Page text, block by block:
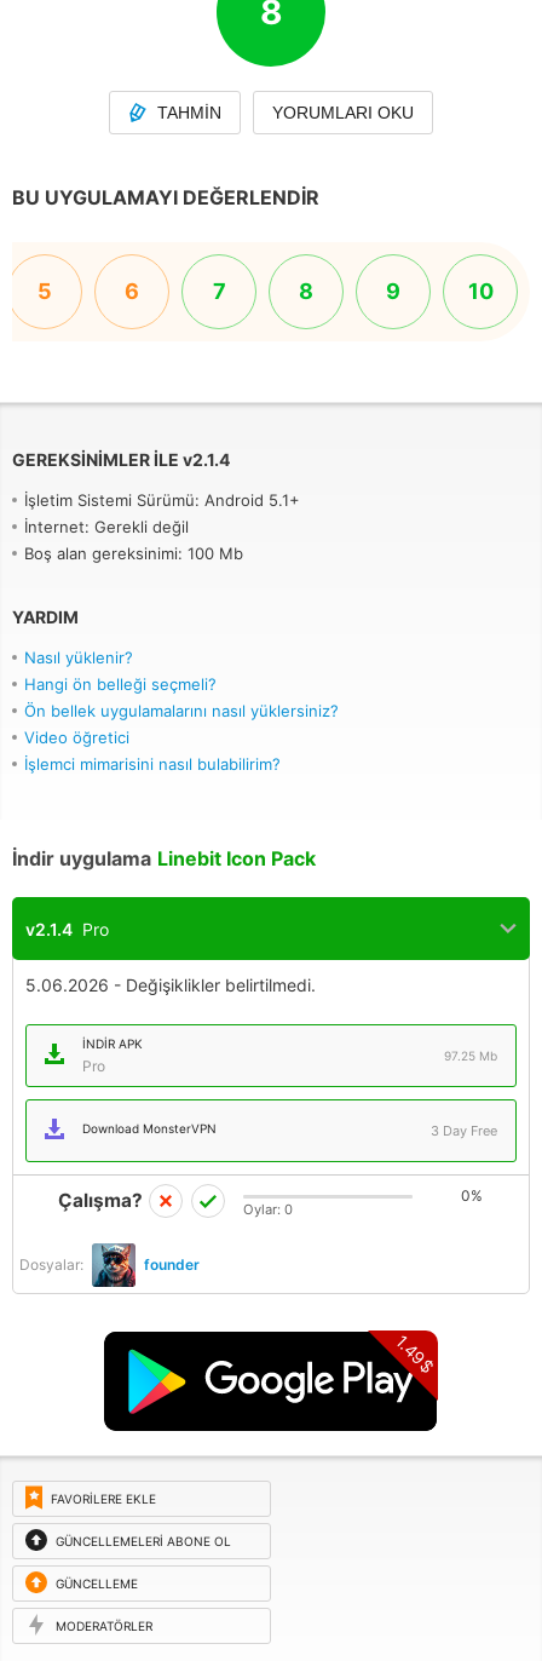
8
TAHMIN YORUMLARI OKU
BU UYGULAMAYI DEĞERLENDIR
5 6 7 8 9 10
GEREKSINIMLER ILE v2.1.4
İşletim Sistemi Sürümü: Android 5.1+
İnternet: Gerekli değil
Boş alan gereksinimi: 100 Mb
YARDIM
Nasıl yüklenir?
Hangi ön belleği seçmeli?
Ön bellek uygulamalarını nasıl yüklersiniz?
Video öğretici
İşlemci mimarisini nasıl bulabilirim?
İndir uygulama Linebit Icon Pack
v2.1.4 Pro
5.06.2026 - Değişiklikler belirtilmedi.
İNDIR APK
Pro
97.25 Mb
Download MonsterVPN 3 Day Free
Dosyalar: founder
Çalışma? 0%
Oylar: 0
1.49$
FAVORILERE EKLE
GÜNCELLEMELERI ABONE OL
GÜNCELLEME
ISTEĞI
MODERATÖRLER